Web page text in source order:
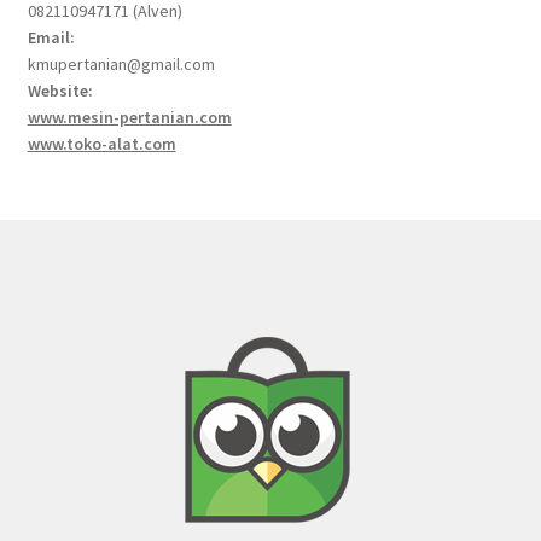
082110947171 (Alven)
Email:
kmupertanian@gmail.com
Website:
www.mesin-pertanian.com
www.toko-alat.com